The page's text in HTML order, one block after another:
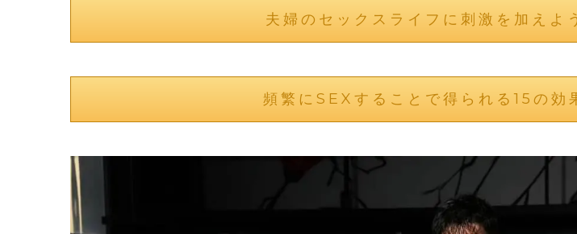
夫婦のセックスライフに刺激を加えよ
頻繁にSEXすることで得られる15の効